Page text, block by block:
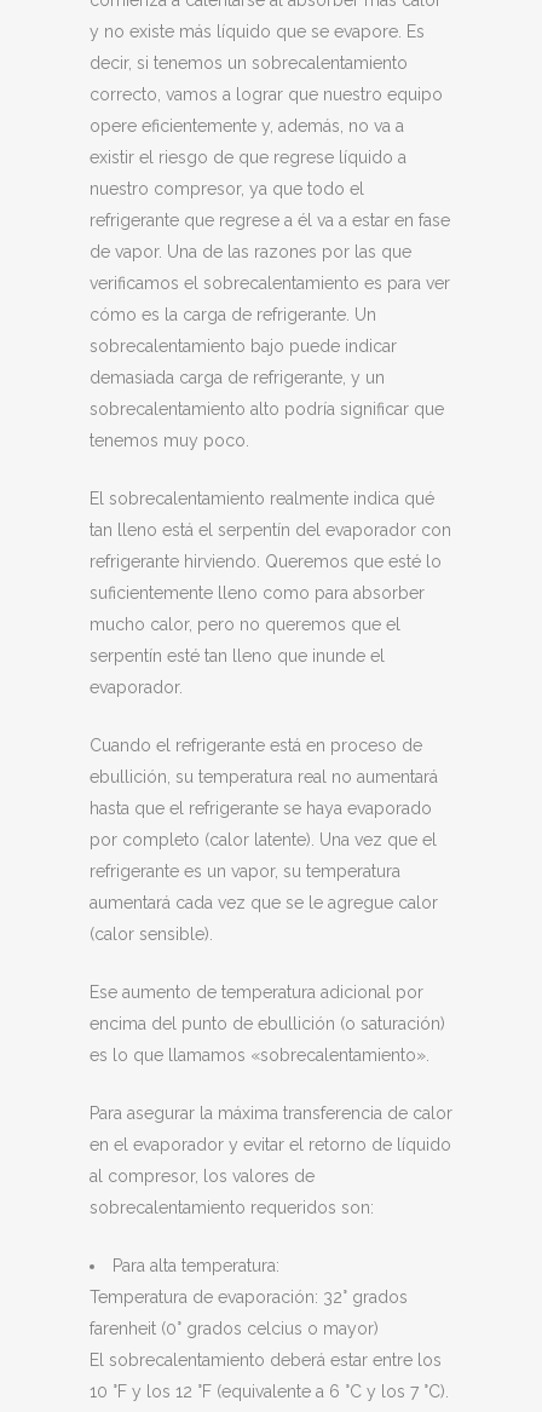
y no existe más líquido que se evapore. Es
decir, si tenemos un sobrecalentamiento
correcto, vamos a lograr que nuestro equipo
opere eficientemente y, además, no va a
existir el riesgo de que regrese líquido a
nuestro compresor, ya que todo el
refrigerante que regrese a él va a estar en fase
de vapor. Una de las razones por las que
verificamos el sobrecalentamiento es para ver
cómo es la carga de refrigerante. Un
sobrecalentamiento bajo puede indicar
demasiada carga de refrigerante, y un
sobrecalentamiento alto podría significar que
tenemos muy poco.
El sobrecalentamiento realmente indica qué
tan lleno está el serpentín del evaporador con
refrigerante hirviendo. Queremos que esté lo
suficientemente lleno como para absorber
mucho calor, pero no queremos que el
serpentín esté tan lleno que inunde el
evaporador.
Cuando el refrigerante está en proceso de
ebullición, su temperatura real no aumentará
hasta que el refrigerante se haya evaporado
por completo (calor latente). Una vez que el
refrigerante es un vapor, su temperatura
aumentará cada vez que se le agregue calor
(calor sensible).
Ese aumento de temperatura adicional por
encima del punto de ebullición (o saturación)
es lo que llamamos «sobrecalentamiento».
Para asegurar la máxima transferencia de calor
en el evaporador y evitar el retorno de líquido
al compresor, los valores de
sobrecalentamiento requeridos son:
Para alta temperatura:
Temperatura de evaporación: 32° grados
farenheit (0° grados celcius o mayor)
El sobrecalentamiento deberá estar entre los
10 °F y los 12 °F (equivalente a 6 °C y los 7 °C).